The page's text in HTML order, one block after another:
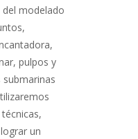
modelado
pulpos y
un